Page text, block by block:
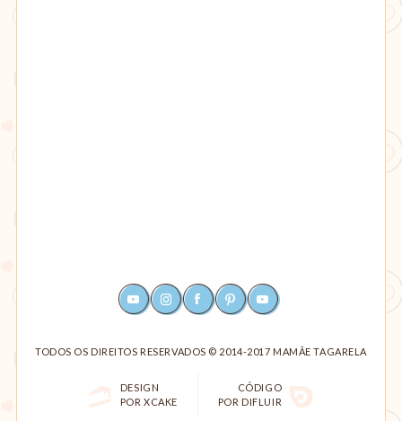
YOUTUBEINSTAGRAMFACEBOOKPINTEREST
TODOS OS DIREITOS RESERVADOS © 2014-2017 MAMÃE TAGARELA
DESIGN
POR XCAKE
CÓDIGO
POR DIFLUIR